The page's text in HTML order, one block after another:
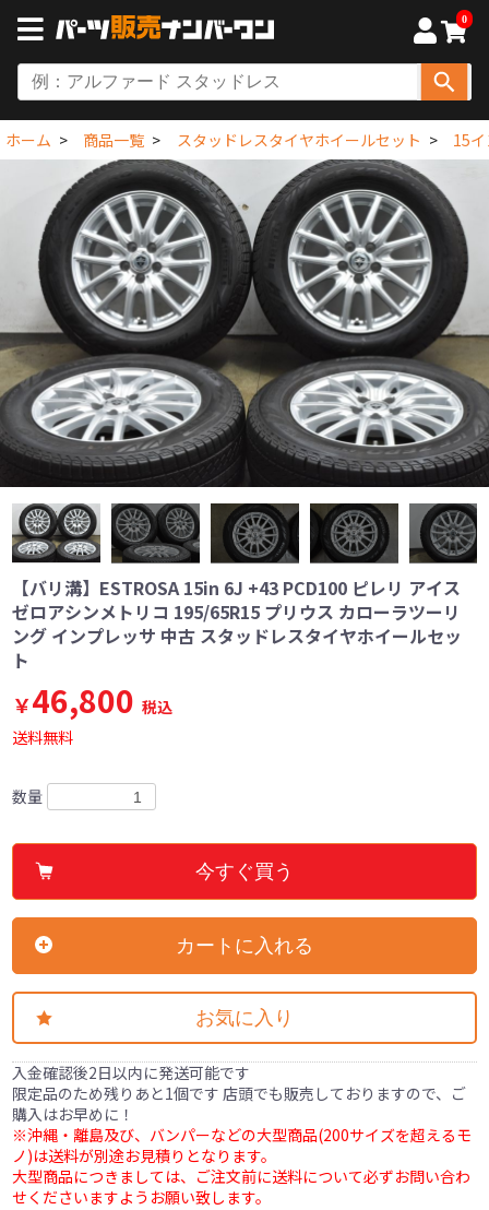
0
ホーム 商品一覧 スタッドレスタイヤホイールセット 15
【バリ溝】ESTROSA 15in 6J +43 PCD100 ピレリ アイス
ゼロアシンメトリコ 195/65R15 プリウス カローラツーリ
ング インプレッサ 中古 スタッドレスタイヤホイールセッ
ト
￥46,800 税込
送料無料
数量
今すぐ買う
カートに入れる
お気に入り
入金確認後2日以内に発送可能です
限定品のため残りあと1個です 店頭でも販売しておりますので、ご
購入はお早めに！
※沖縄・離島及び、バンパーなどの大型商品(200サイズを超えるモ
ノ)は送料が別途お見積りとなります。
大型商品につきましては、ご注文前に送料について必ずお問い合わ
せくださいますようお願い致します。